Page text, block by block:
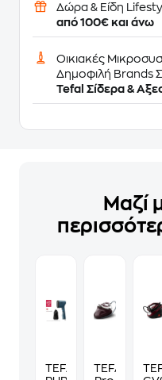
Δώρα & Είδη
από 100€ και άνω
Οικιακές
Δημοφιλή Brands
Tefal Σίδερα &
Μαζί
TEFAL
TEFAL